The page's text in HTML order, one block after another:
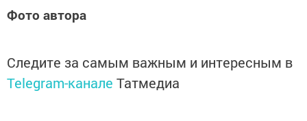
Фото автора
Следите за самым важным и интересным в
Telegram-канале Татмедиа